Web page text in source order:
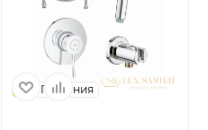
Германия